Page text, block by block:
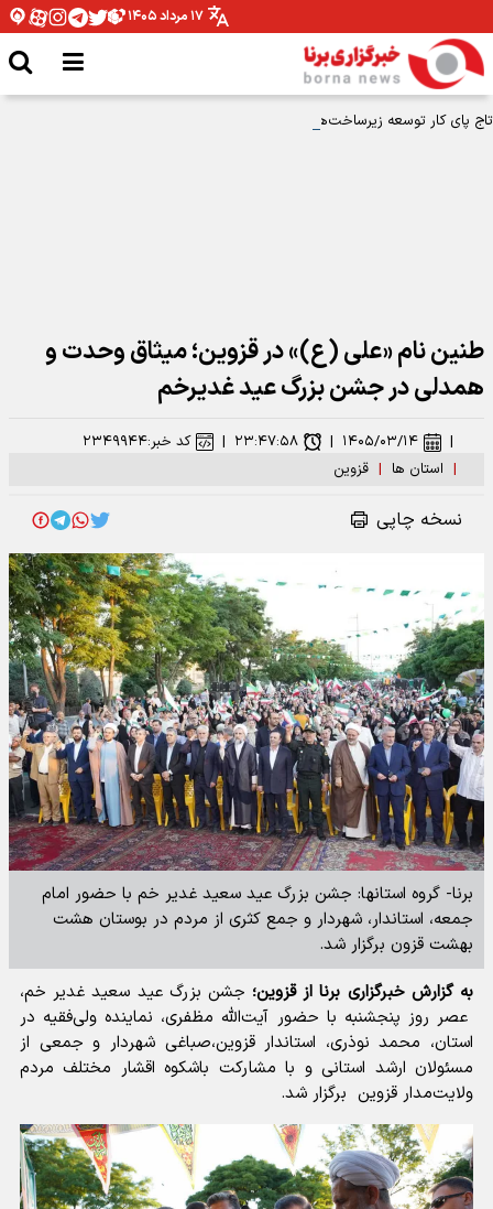
۱۷ مرداد ۱۴۰۵
تاج پای کار توسعه زیرساخت‌های فوتبال زنجان آمد
طنین نام «علی (ع)» در قزوین؛ میثاق وحدت و
همدلی در جشن بزرگ عید غدیرخم
| استان ها | قزوین
| ۱۴۰۵/۰۳/۱۴ | ۲۳:۴۷:۵۸ | کد خبر:۲۳۴۹۹۴۴
نسخه چاپی
برنا- گروه استانها: جشن بزرگ عید سعید غدیر خم با حضور امام
جمعه، استاندار، شهردار و جمع کثری از مردم در بوستان هشت
بهشت قزون برگزار شد.
به گزارش خبرگزاری برنا از قزوین؛ جشن بزرگ عید سعید غدیر خم،
عصر روز پنجشنبه با حضور آیت‌الله مظفری، نماینده ولی‌فقیه در
استان، محمد نوذری، استاندار قزوین،صباغی شهردار و جمعی از
مسئولان ارشد استانی و با مشارکت باشکوه اقشار مختلف مردم
ولایت‌مدار قزوین برگزار شد.